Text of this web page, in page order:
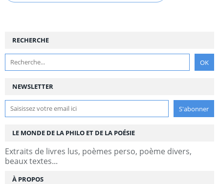
NEWSLETTER
RECHERCHE
LE MONDE DE LA PHILO ET DE LA POÉSIE
Extraits de livres lus, poèmes perso, poème divers,
beaux textes...
À PROPOS